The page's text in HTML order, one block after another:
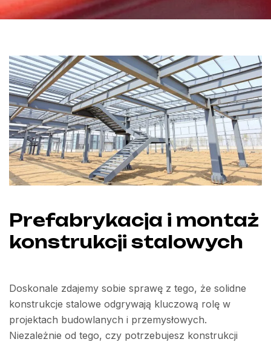
Prefabrykacja i montaż
konstrukcji stalowych
Doskonale zdajemy sobie sprawę z tego, że solidne
konstrukcje stalowe odgrywają kluczową rolę w
projektach budowlanych i przemysłowych.
Niezależnie od tego, czy potrzebujesz konstrukcji